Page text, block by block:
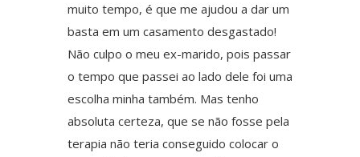
muito tempo, é que me ajudou a dar um
basta em um casamento desgastado!
Não culpo o meu ex-marido, pois passar
o tempo que passei ao lado dele foi uma
escolha minha também. Mas tenho
absoluta certeza, que se não fosse pela
terapia não teria conseguido colocar o